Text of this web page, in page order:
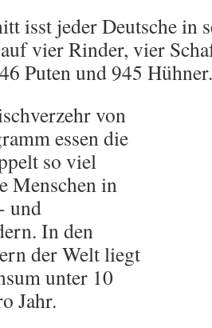
isst jeder Deutsche in
vier Rinder, vier
Puten und 945
von
essen die
so viel
Menschen in
und
In den
der Welt liegt
unter 10
Jahr.